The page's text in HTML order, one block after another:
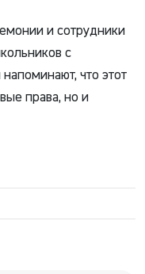
и сотрудники
с
что этот
права, но и